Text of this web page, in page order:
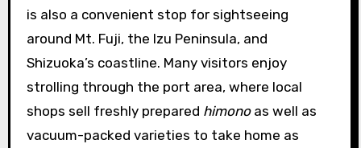
is also a convenient stop for sightseeing
around Mt. Fuji, the Izu Peninsula, and
Shizuoka’s coastline. Many visitors enjoy
strolling through the port area, where local
shops sell freshly prepared himonoas well as
vacuum-packed varieties to take home as